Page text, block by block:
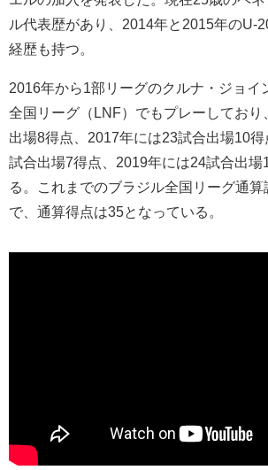
ル代表歴があり、 2014年と 2015年のU-
経歴も持つ。
2016年から1部リーグのクルナ・ジョイ
全国リーグ（ LNF）でもプレーしており
出場8得点、 2017年には23試合出場10得
試合出場7得点、 2019年には24試合出場
る。これまでのブラジル全国リーグ通算
で、通算得点は35となっている。